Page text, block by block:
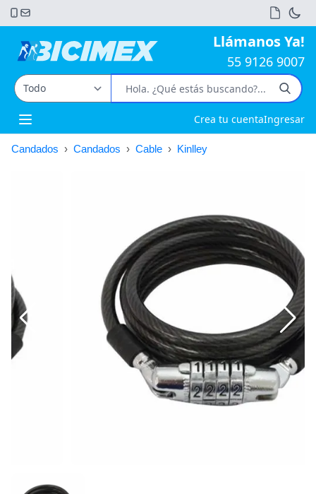
Llámanos Ya!
55 9126 9007
Open main menu Crea tu cuentaIngresar
Candados › Candados › Cable › Kinlley